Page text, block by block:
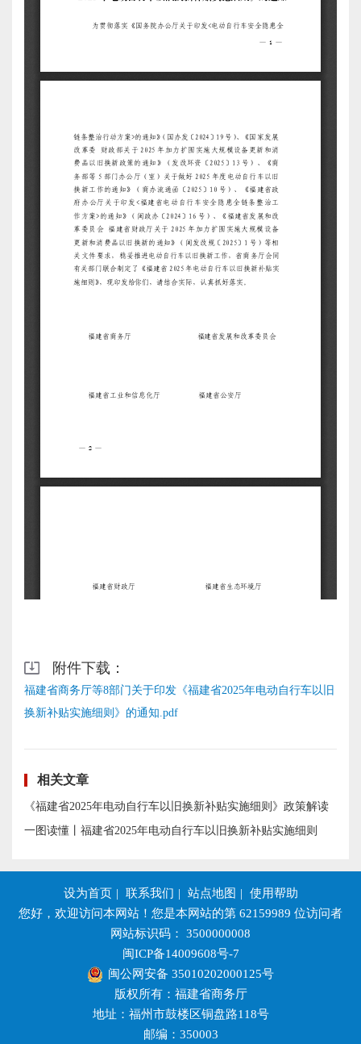
附件下载：
福建省商务厅等8部门关于印发《福建省2025年电动自行车以旧
换新补贴实施细则》的通知.pdf
相关文章
《福建省2025年电动自行车以旧换新补贴实施细则》政策解读
一图读懂丨福建省2025年电动自行车以旧换新补贴实施细则
设为首页 | 联系我们 | 站点地图 |
使用帮助
您好，欢迎访问本网站！您是本网站的第 62159989 位访问者
网站标识码： 3500000008
闽ICP备14009608号-7
闽公网安备 35010202000125号
版权所有：福建省商务厅
地址：福州市鼓楼区铜盘路118号
邮编：350003